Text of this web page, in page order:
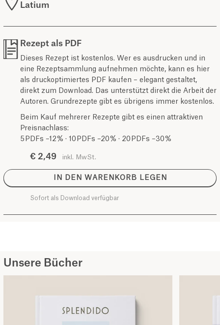
Latium
Rezept als PDF
Dieses Rezept ist kostenlos. Wer es ausdrucken und in
eine Rezeptsammlung aufnehmen möchte, kann es hier
als druckoptimiertes PDF kaufen – elegant gestaltet,
direkt zum Download. Das unterstützt direkt die Arbeit der
Autoren. Grundrezepte gibt es übrigens immer kostenlos.
Beim Kauf mehrerer Rezepte gibt es einen attraktiven
Preisnachlass:
5 PDFs –12 % · 10 PDFs –20 % · 20 PDFs –30 %
€ 2,49 inkl. MwSt.
IN DEN WARENKORB LEGEN
Sofort als Download verfügbar
Unsere Bücher
Kochbuch SPLENDIDO III